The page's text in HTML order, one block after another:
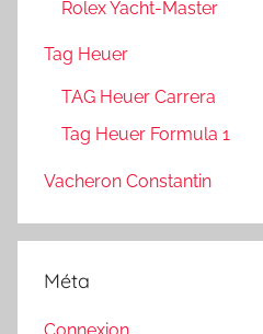
Rolex Yacht-Master
Tag Heuer
TAG Heuer Carrera
Tag Heuer Formula 1
Vacheron Constantin
Méta